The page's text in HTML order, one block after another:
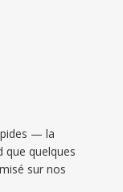
signifie
les
et
— la
que quelques
sur nos